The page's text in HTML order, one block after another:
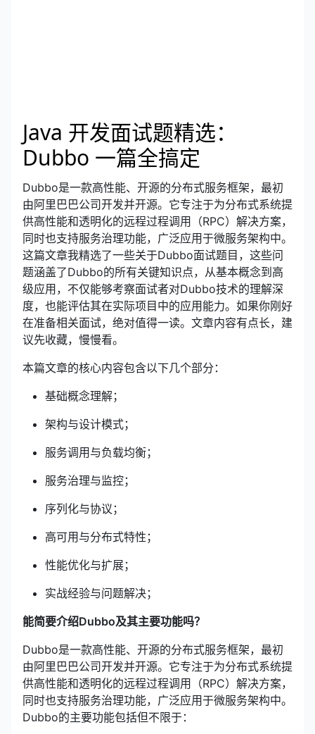
Java 开发面试题精选：
Dubbo 一篇全搞定
Dubbo是一款高性能、开源的分布式服务框架，最初
由阿里巴巴公司开发并开源。它专注于为分布式系统提
供高性能和透明化的远程过程调用（RPC）解决方案，
同时也支持服务治理功能，广泛应用于微服务架构中。
这篇文章我精选了一些关于Dubbo面试题目，这些问
题涵盖了Dubbo的所有关键知识点，从基本概念到高
级应用，不仅能够考察面试者对Dubbo技术的理解深
度，也能评估其在实际项目中的应用能力。如果你刚好
在准备相关面试，绝对值得一读。文章内容有点长，建
议先收藏，慢慢看。
本篇文章的核心内容包含以下几个部分：
基础概念理解；
架构与设计模式；
服务调用与负载均衡；
服务治理与监控；
序列化与协议；
高可用与分布式特性；
性能优化与扩展；
实战经验与问题解决；
能简要介绍Dubbo及其主要功能吗？
Dubbo是一款高性能、开源的分布式服务框架，最初
由阿里巴巴公司开发并开源。它专注于为分布式系统提
供高性能和透明化的远程过程调用（RPC）解决方案，
同时也支持服务治理功能，广泛应用于微服务架构中。
Dubbo的主要功能包括但不限于：